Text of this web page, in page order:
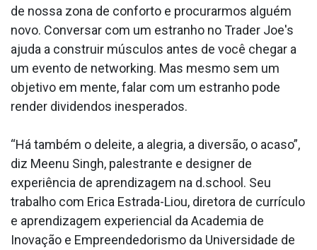
de nossa zona de conforto e procurarmos alguém
novo. Conversar com um estranho no Trader Joe's
ajuda a construir músculos antes de você chegar a
um evento de networking. Mas mesmo sem um
objetivo em mente, falar com um estranho pode
render dividendos inesperados.
“Há também o deleite, a alegria, a diversão, o acaso”,
diz Meenu Singh, palestrante e designer de
experiência de aprendizagem na d.school. Seu
trabalho com Erica Estrada-Liou, diretora de currículo
e aprendizagem experiencial da Academia de
Inovação e Empreendedorismo da Universidade de